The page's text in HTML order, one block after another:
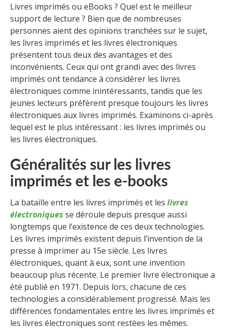
Livres imprimés ou eBooks ? Quel est le meilleur
support de lecture ? Bien que de nombreuses
personnes aient des opinions tranchées sur le sujet,
les livres imprimés et les livres électroniques
présentent tous deux des avantages et des
inconvénients. Ceux qui ont grandi avec des livres
imprimés ont tendance à considérer les livres
électroniques comme inintéressants, tandis que les
jeunes lecteurs préfèrent presque toujours les livres
électroniques aux livres imprimés. Examinons ci-après
lequel est le plus intéressant : les livres imprimés ou
les livres électroniques.
Généralités sur les livres
imprimés et les e-books
La bataille entre les livres imprimés et les livres
électroniques se déroule depuis presque aussi
longtemps que l’existence de ces deux technologies.
Les livres imprimés existent depuis l’invention de la
presse à imprimer au 15e siècle. Les livres
électroniques, quant à eux, sont une invention
beaucoup plus récente. Le premier livre électronique a
été publié en 1971. Depuis lors, chacune de ces
technologies a considérablement progressé. Mais les
différences fondamentales entre les livres imprimés et
les livres électroniques sont restées les mêmes.